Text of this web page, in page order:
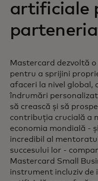
artificiale
Mastercard dezvoltă
pentru a sprijini
afaceri la nivel global,
îndrumări
să crească și să
contribuția crucială a
economia mondială -
incredibil al
succesului lor -
Mastercard Small
instrument incluziv de